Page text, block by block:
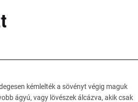
kémlelték a sövényt végig maguk
ágyú, vagy lövészek álcázva, akik csak